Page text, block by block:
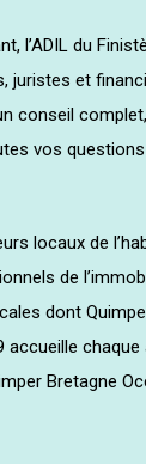
l’ADIL du
juristes et
conseil
vos
locaux de
de
dont
accueille
Bretagne